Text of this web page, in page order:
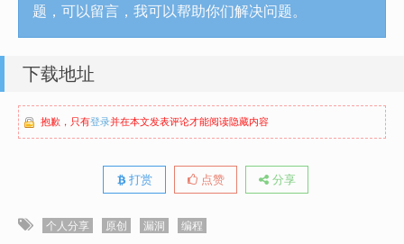
题，可以留言，我可以帮助你们解决问题。
下载地址
抱歉，只有登录并在本文发表评论才能阅读隐藏内容
打赏 点赞 分享
个人分享 原创 漏洞 编程